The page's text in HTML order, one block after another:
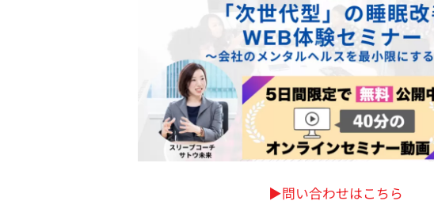
▶︎問い合わせはこちら